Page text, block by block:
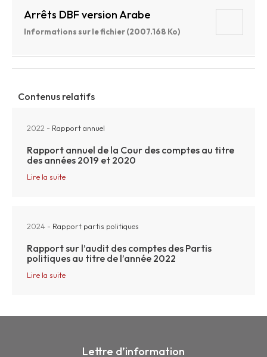
Arrêts DBF version Arabe
Informations sur le fichier (2007.168 Ko)
Contenus relatifs
2022 - Rapport annuel
Rapport annuel de la Cour des comptes au titre
des années 2019 et 2020
Lire la suite
2024 - Rapport partis politiques
Rapport sur l’audit des comptes des Partis
politiques au titre de l’année 2022
Lire la suite
Lettre d’information